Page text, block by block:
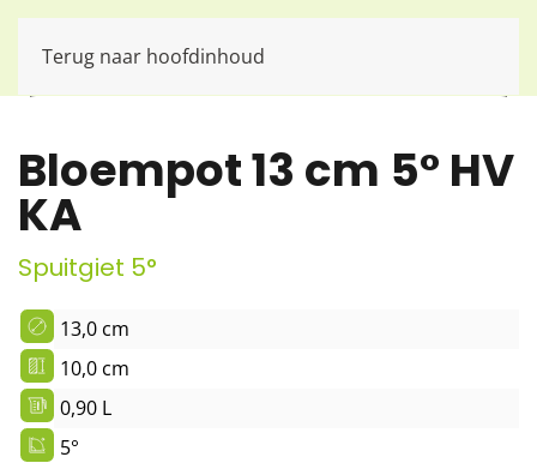
Terug naar hoofdinhoud
Bloempot 13 cm 5° HV
KA
Spuitgiet 5°
13,0 cm
10,0 cm
0,90 L
5°